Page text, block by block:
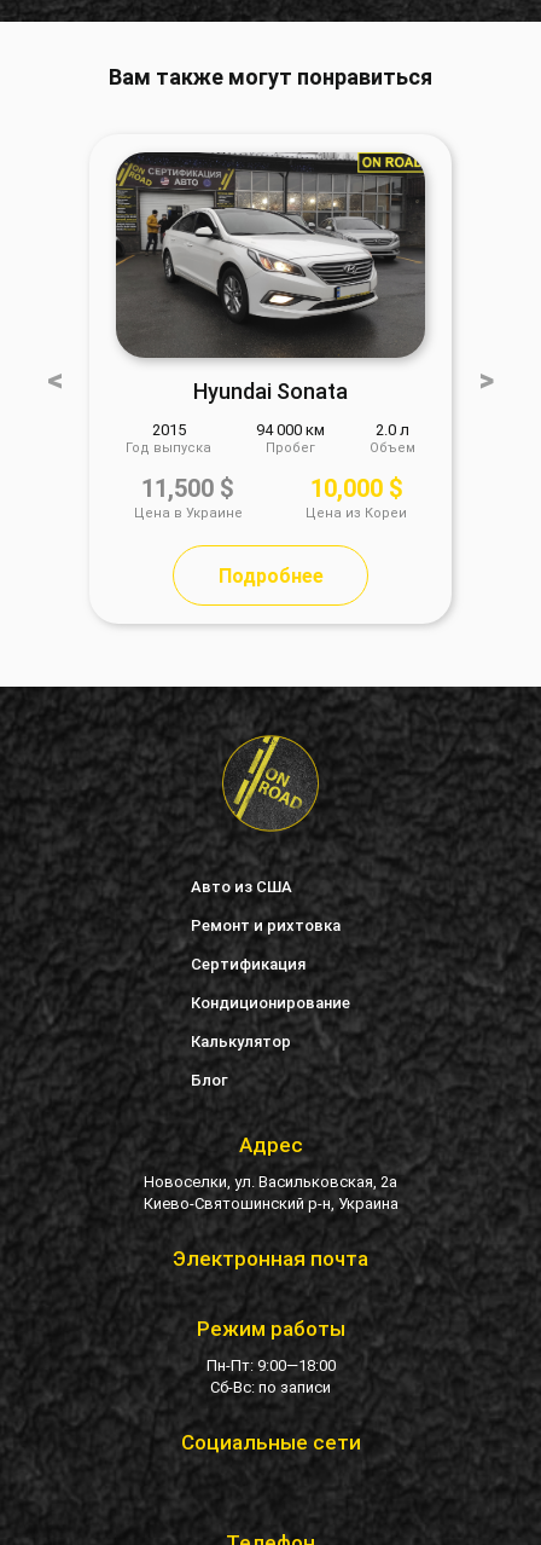
Вам также могут понравиться
Hyundai Sonata
2015
Год выпуска
94 000 км
Пробег
2.0 л
Объем
11,500 $
Цена в Украине
10,000 $
Цена из Кореи
Подробнее
>
<
Авто из США
Ремонт и рихтовка
Сертификация
Кондиционирование
Калькулятор
Блог
Адрес
Новоселки, ул. Васильковская, 2а
Киево-Святошинский р-н, Украина
Электронная почта
Режим работы
Пн-Пт: 9:00—18:00
Сб-Вс: по записи
Социальные сети